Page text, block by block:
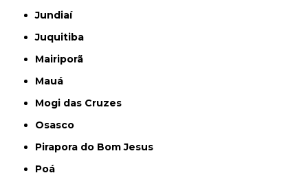
Jundiaí
Juquitiba
Mairiporã
Mauá
Mogi das Cruzes
Osasco
Pirapora do Bom Jesus
Poá